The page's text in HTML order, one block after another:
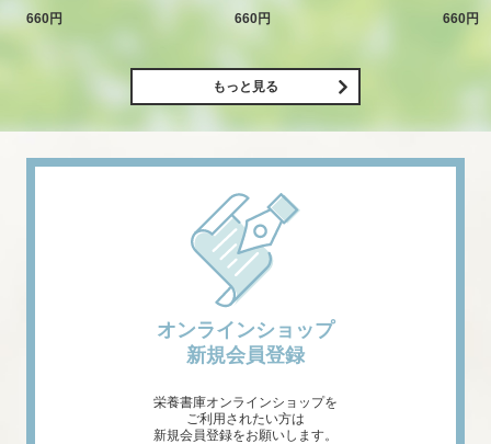
660円
660円
660円
もっと見る
オンラインショップ
新規会員登録
栄養書庫オンラインショップを
ご利用されたい方は
新規会員登録をお願いします。